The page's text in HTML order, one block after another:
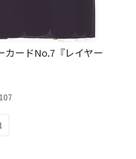
カードNo.7『レイヤー